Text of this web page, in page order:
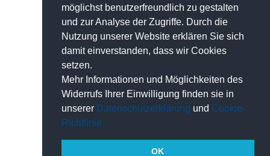
möglichst benutzerfreundlich zu gestalten
und zur Analyse der Zugriffe. Durch die
Nutzung unserer Website erklären Sie sich
damit einverstanden, dass wir Cookies
setzen.
Mehr Informationen und Möglichkeiten des
Widerrufs Ihrer Einwilligung finden sie in
unserer Datenschutzerklärung und Cookie-
Richtlinie
OK